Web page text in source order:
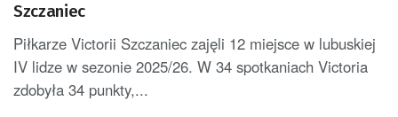
Szczaniec
Piłkarze Victorii Szczaniec zajęli 12 miejsce w lubuskiej
IV lidze w sezonie 2025/26. W 34 spotkaniach Victoria
zdobyła 34 punkty,...